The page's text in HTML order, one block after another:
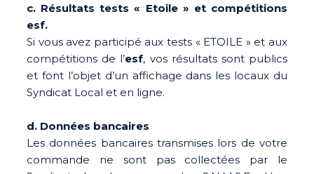
c. Résultats tests « Etoile » et compétitions
esf.
Si vous avez participé aux tests « ETOILE » et aux
compétitions de l’esf, vos résultats sont publics
et font l’objet d’un affichage dans les locaux du
Syndicat Local et en ligne.
d. Données bancaires
Les données bancaires transmises lors de votre
commande ne sont pas collectées par le